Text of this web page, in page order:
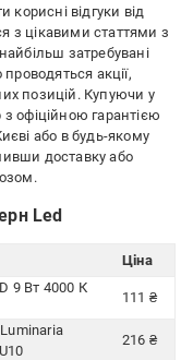
корисні відгуки від
з цікавими статтями з
затребувані
акції,
позицій. Купуючи у
офіційною гарантією
або в будь-якому
доставку або
Led
Ціна
9 Вт 4000 К
111 ₴
216 ₴